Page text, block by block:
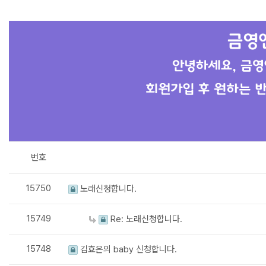
번호
15750 노래신청합니다.
15749 Re: 노래신청합니다.
15748 김효은의 baby 신청합니다.